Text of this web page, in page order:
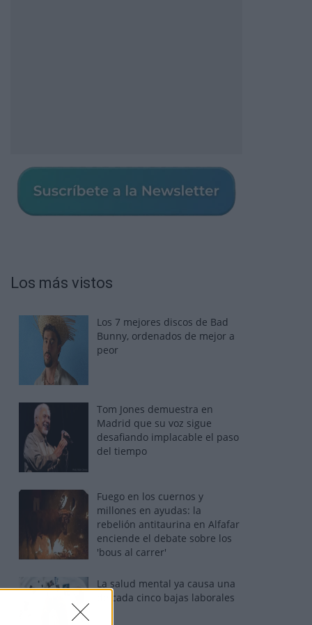
Los más vistos
Los 7 mejores discos de Bad
Bunny, ordenados de mejor a
peor
Tom Jones demuestra en
Madrid que su voz sigue
desafiando implacable el paso
del tiempo
Fuego en los cuernos y
millones en ayudas: la
rebelión antitaurina en Alfafar
enciende el debate sobre los
'bous al carrer'
La salud mental ya causa una
de cada cinco bajas laborales